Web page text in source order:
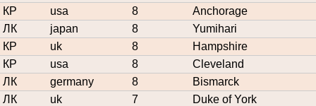
КР
usa 8
Anchorage
ЛК
japan 8
Yumihari
КР
uk 8
Hampshire
КР
usa 8
Cleveland
ЛК
germany 8
Bismarck
ЛК
uk 7
Duke of York